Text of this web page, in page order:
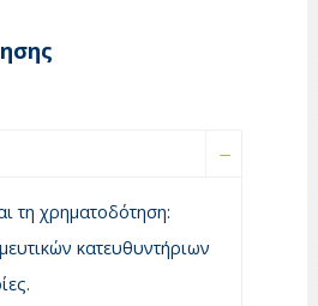
τη χρηματοδότηση:
κατευθυντήριων